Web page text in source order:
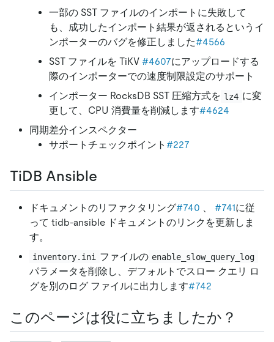
一部の SST ファイルのインポートに失敗して
も、成功したインポート結果が返されるというイ
ンポーターのバグを修正しました#4566
SST ファイルを TiKV #4607にアップロードする
際のインポーターでの速度制限設定のサポート
インポーター RocksDB SST 圧縮方式を lz4 に変
更して、CPU 消費量を削減します#4624
同期差分インスペクター
サポートチェックポイント #227
TiDB Ansible
ドキュメントのリファクタリング#740 #741に従
って tidb-ansible ドキュメントのリンクを更新しま
す。
inventory.ini ファイルの enable_slow_query_log
パラメータを削除し、デフォルトでスロー クエリ ロ
グを別のログ ファイルに出力します#742
このページは役に立ちましたか？